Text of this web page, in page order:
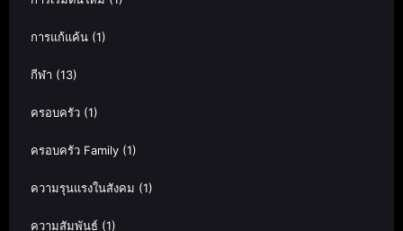
การแก้แค้น (1)
กีฬา (13)
ครอบครัว (1)
ครอบครัว Family (1)
ความรุนแรงในสังคม (1)
ความสัมพันธ์ (1)